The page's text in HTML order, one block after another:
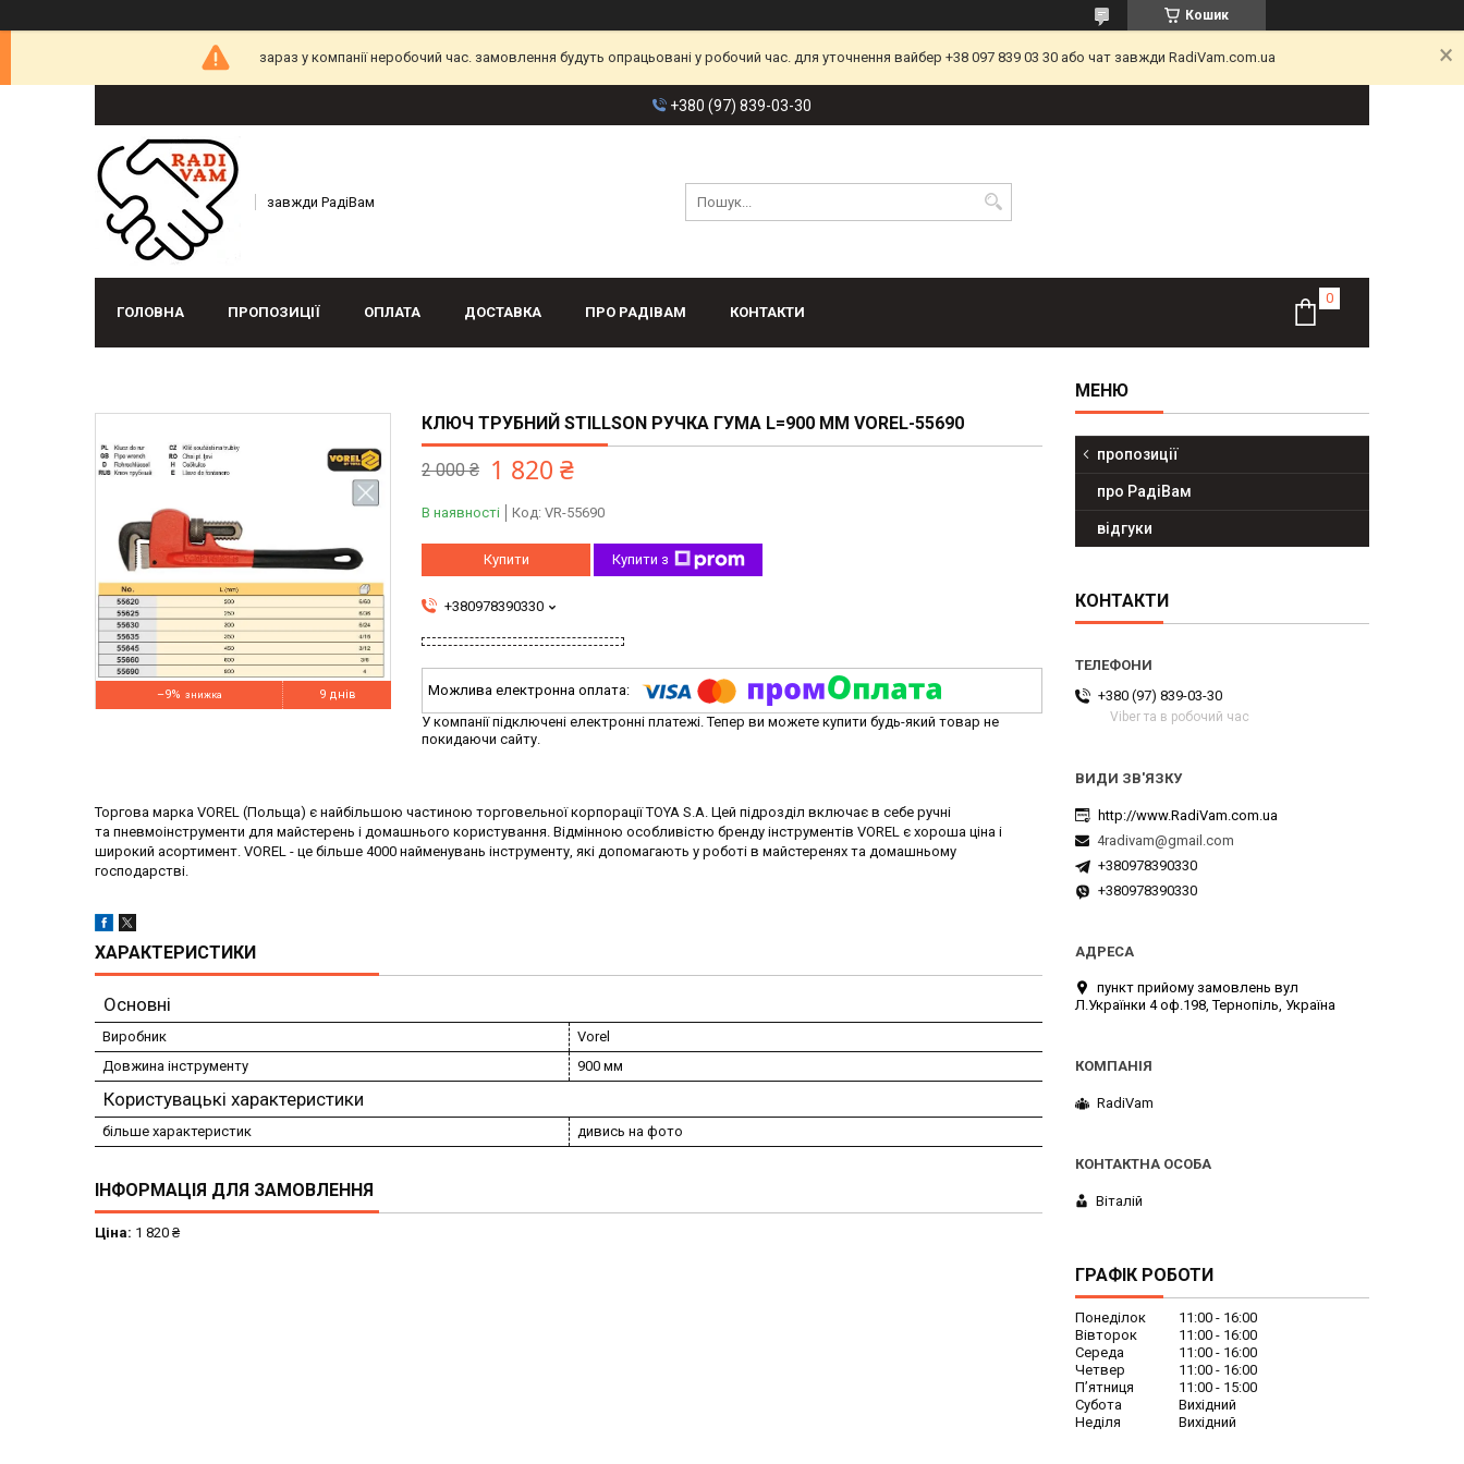
Кошик
зараз у компанії неробочий час. замовлення будуть опрацьовані у робочий час. для уточнення вайбер +38 097 839 03 30 або чат завжди RadiVam.com.ua
+380 (97) 839-03-30
завжди РадіВам
ГОЛОВНА ПРОПОЗИЦІЇ ОПЛАТА ДОСТАВКА ПРО РАДІВАМ КОНТАКТИ
–9% 9 днів
КЛЮЧ ТРУБНИЙ STILLSON РУЧКА ГУМА L=900 ММ VOREL-55690
2 000 ₴ 1 820 ₴
В наявності Код: VR-55690
Купити Купити з
+380978390330
У компанії підключені електронні платежі. Тепер ви можете купити будь-який товар не
покидаючи сайту.
Торгова марка VOREL (Польща) є найбільшою частиною торговельної корпорації TOYA S.A. Цей підрозділ включає в себе ручні
та пневмоінструменти для майстерень і домашнього користування. Відмінною особливістю бренду інструментів VOREL є хороша ціна і
широкий асортимент. VOREL - це більше 4000 найменувань інструменту, які допомагають у роботі в майстеренях та домашньому
господарстві.
ХАРАКТЕРИСТИКИ
Основні
Виробник
Vorel
Довжина інструменту
900 мм
Користувацькі характеристики
більше характеристик дивись на фото
ІНФОРМАЦІЯ ДЛЯ ЗАМОВЛЕННЯ
Ціна: 1 820 ₴
пропозиції
про РадіВам
відгуки
КОНТАКТИ
+380 (97) 839-03-30
Viber та в робочий час
http://www.RadiVam.com.ua
4radivam@gmail.com
+380978390330
+380978390330
пункт прийому замовлень вул
Л.Українки 4 оф.198, Тернопіль, Україна
RadiVam
Віталій
ГРАФІК РОБОТИ
Понеділок 11:00
16:00
Вівторок
11:00
16:00
Середа
11:00
16:00
Четвер
11:00
16:00
Пʼятниця
11:00
15:00
Субота
Вихідний
Неділя
Вихідний